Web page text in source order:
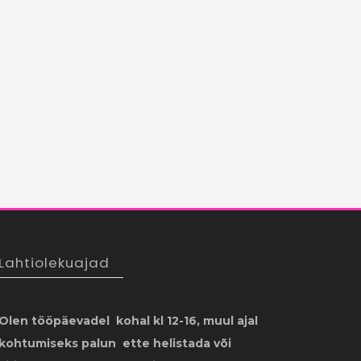
Lahtiolekuajad
Olen tööpäevadel kohal kl 12-16, muul ajal
kohtumiseks palun ette helistada või